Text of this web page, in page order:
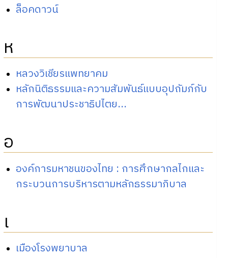
ล็อคดาวน์
ห
หลวงวิเชียรแพทยาคม
หลักนิติธรรมและความสัมพันธ์แบบอุปถัมภ์กับ
การพัฒนาประชาธิปไตย...
อ
องค์การมหาชนของไทย : การศึกษากลไกและ
กระบวนการบริหารตามหลักธรรมาภิบาล
เ
เมืองโรงพยาบาล